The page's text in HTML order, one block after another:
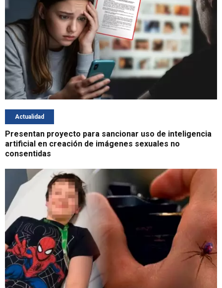
Actualidad
Presentan proyecto para sancionar uso de inteligencia
artificial en creación de imágenes sexuales no
consentidas